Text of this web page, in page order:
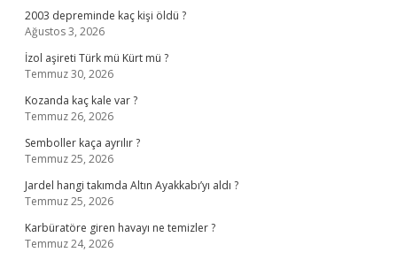
2003 depreminde kaç kişi öldü ?
Ağustos 3, 2026
İzol aşireti Türk mü Kürt mü ?
Temmuz 30, 2026
Kozanda kaç kale var ?
Temmuz 26, 2026
Semboller kaça ayrılır ?
Temmuz 25, 2026
Jardel hangi takımda Altın Ayakkabı’yı aldı ?
Temmuz 25, 2026
Karbüratöre giren havayı ne temizler ?
Temmuz 24, 2026